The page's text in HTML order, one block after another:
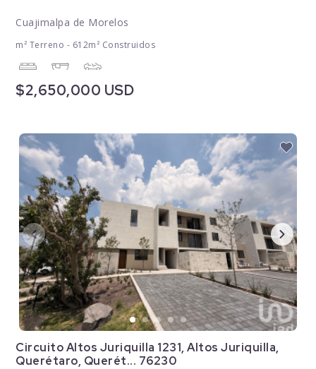
Cuajimalpa de Morelos
m² Terreno - 612m² Construidos
$2,650,000 USD
Circuito Altos Juriquilla 1231, Altos Juriquilla,
Querétaro, Querét... 76230